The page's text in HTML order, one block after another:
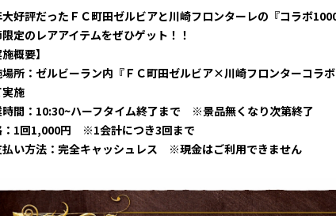
イバシーポリシーLINEミニアプリプライバシーポリシー
大好評だったＦＣ町田ゼルビアと川崎フロンターレの『コラボ
定のレアアイテムをぜひゲット！！
施概要】
場所：ゼルビーラン内『ＦＣ町田ゼルビア×川崎フロンターコ
施
時間：10:30~ハーフタイム終了まで ※景品無くなり次第終了
：1回1,000円 ※1会計につき3回まで
払い方法：完全キャッシュレス ※現金はご利用できません